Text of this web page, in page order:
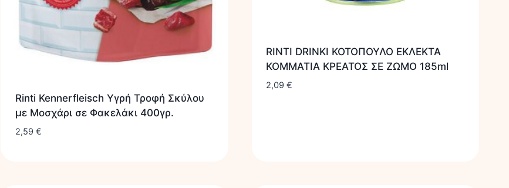
Rinti Kennerfleisch Υγρή Τροφή Σκύλου
με Μοσχάρι σε Φακελάκι 400γρ.
2,59 €
RINTI DRINKI ΚΟΤΟΠΟΥΛΟ ΕΚΛΕΚΤΑ
ΚΟΜΜΑΤΙΑ ΚΡΕΑΤΟΣ ΣΕ ΖΩΜΟ 185ml
2,09€